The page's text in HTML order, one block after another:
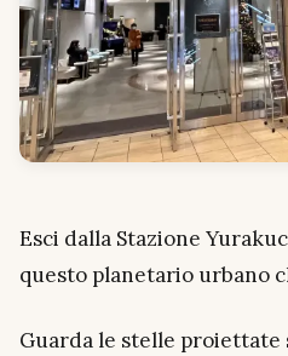
Esci dalla Stazione
questo planetario urbano
Guarda le stelle